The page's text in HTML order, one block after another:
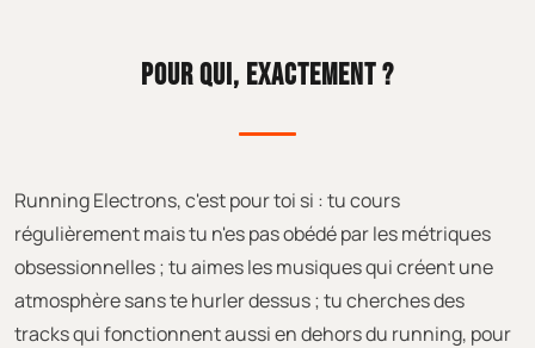
POUR QUI, EXACTEMENT ?
Running Electrons, c'est pour toi si : tu cours
régulièrement mais tu n'es pas obédé par les métriques
obsessionnelles ; tu aimes les musiques qui créent une
atmosphère sans te hurler dessus ; tu cherches des
tracks qui fonctionnent aussi en dehors du running, pour